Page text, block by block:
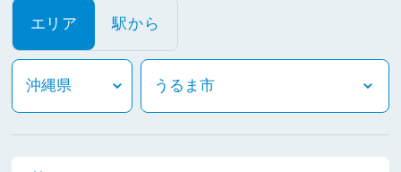
エリア 駅から